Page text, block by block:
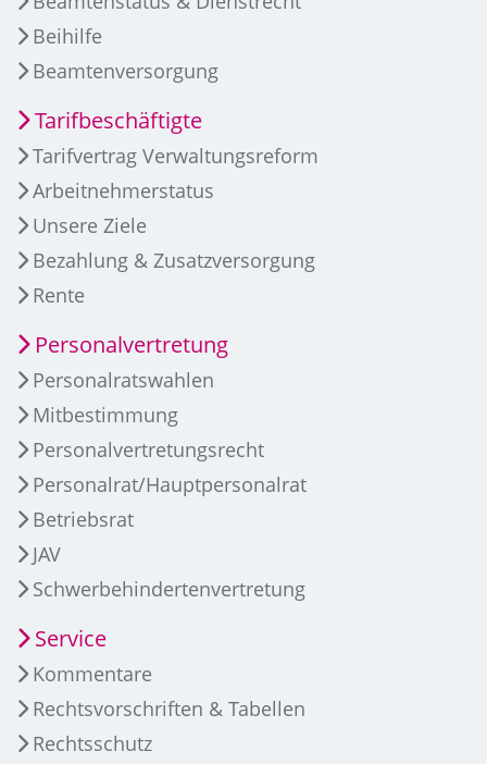
Beihilfe
Beamtenversorgung
Tarifbeschäftigte
Tarifvertrag Verwaltungsreform
Arbeitnehmerstatus
Unsere Ziele
Bezahlung & Zusatzversorgung
Rente
Personalvertretung
Personalratswahlen
Mitbestimmung
Personalvertretungsrecht
Personalrat/Hauptpersonalrat
Betriebsrat
JAV
Schwerbehindertenvertretung
Service
Kommentare
Rechtsvorschriften & Tabellen
Rechtsschutz